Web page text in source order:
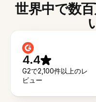
世界中で数
4.4
G2で2,100件以上のレ
ビュー